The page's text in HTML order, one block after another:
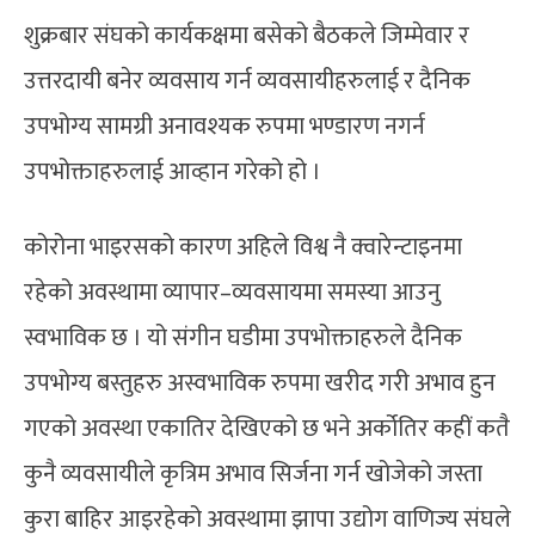
शुक्रबार संघको कार्यकक्षमा बसेको बैठकले जिम्मेवार र
उत्तरदायी बनेर व्यवसाय गर्न व्यवसायीहरुलाई र दैनिक
उपभोग्य सामग्री अनावश्यक रुपमा भण्डारण नगर्न
उपभोक्ताहरुलाई आव्हान गरेको हो ।
कोरोना भाइरसको कारण अहिले विश्व नै क्वारेन्टाइनमा
रहेको अवस्थामा व्यापार–व्यवसायमा समस्या आउनु
स्वभाविक छ । यो संगीन घडीमा उपभोक्ताहरुले दैनिक
उपभोग्य बस्तुहरु अस्वभाविक रुपमा खरीद गरी अभाव हुन
गएको अवस्था एकातिर देखिएको छ भने अर्कोतिर कहीं कतै
कुनै व्यवसायीले कृत्रिम अभाव सिर्जना गर्न खोजेको जस्ता
कुरा बाहिर आइरहेको अवस्थामा झापा उद्योग वाणिज्य संघले